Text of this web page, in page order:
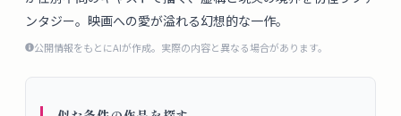
グ
ンタジー。映画への愛が溢れる幻想的な一作。
公開情報をもとにAIが作成。実際の内容と異なる場合があります。